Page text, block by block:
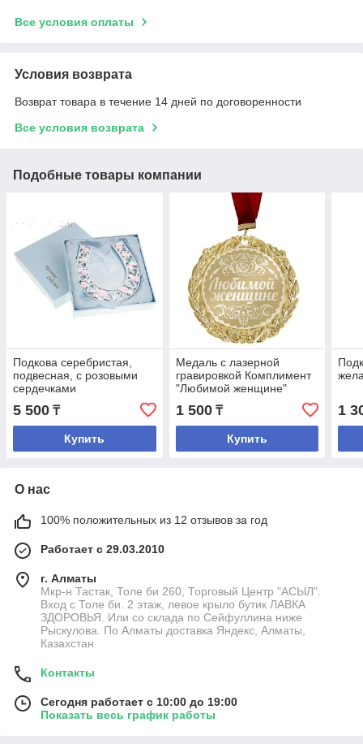
Все условия оплаты
Условия возврата
Возврат товара в течение 14 дней по договоренности
Все условия возврата
Подобные товары компании
Подкова серебристая,
подвесная, с розовыми
сердечками
5 500 ₸
Купить
Медаль с лазерной
гравировкой Комплимент
"Любимой женщине"
1 500₸
Купить
1
О нас
100% положительных из 12 отзывов за год
Работает с 29.03.2010
г. Алматы
Мкр-н Тастак, Толе би 260, Торговый Центр "АСЫЛ".
Вход с Толе би. 2 этаж, левое крыло бутик ЛАВКА
ЗДОРОВЬЯ. Или со склада по Сейфуллина ниже
Рыскулова. По Алматы доставка Яндекс, Алматы,
Казахстан
Контакты
Сегодня работает с 10:00 до 19:00
Показать весь график работы